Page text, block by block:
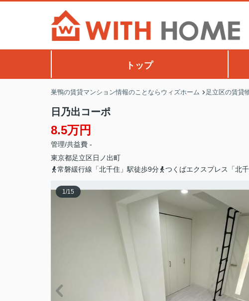
トップ
巣鴨の賃貸マンション情報のことならウィズホーム 足立区の賃貸
日乃出コーポ
8.5万円
管理/共益費 -
東京都足立区日ノ出町
常磐緩行線「北千住」駅徒歩9分
つくばエクスプレス「北
1/15